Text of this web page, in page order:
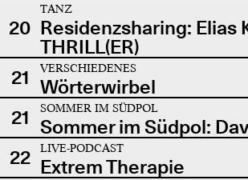
20
TANZ
Residenzsharing: Elias
THRILL(ER)
21
VERSCHIEDENES
Wörterwirbel
21
SOMMER IM SÜDPOL
Sommer im Südpol:
22
LIVE-PODCAST
Extrem Therapie